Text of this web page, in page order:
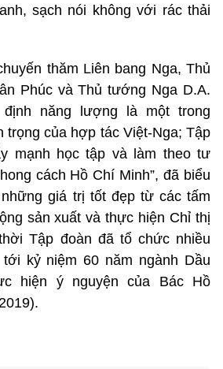
sạch nói không với rác thải
thăm Liên bang Nga, Thủ
Phúc và Thủ tướng Nga D.A.
định năng lượng là một trong
trọng của hợp tác Việt-Nga; Tập
mạnh học tập và làm theo tư
cách Hồ Chí Minh”, đã biểu
giá trị tốt đẹp từ các tấm
sản xuất và thực hiện Chỉ thị
Tập đoàn đã tổ chức nhiều
kỷ niệm 60 năm ngành Dầu
hiện ý nguyện của Bác Hồ